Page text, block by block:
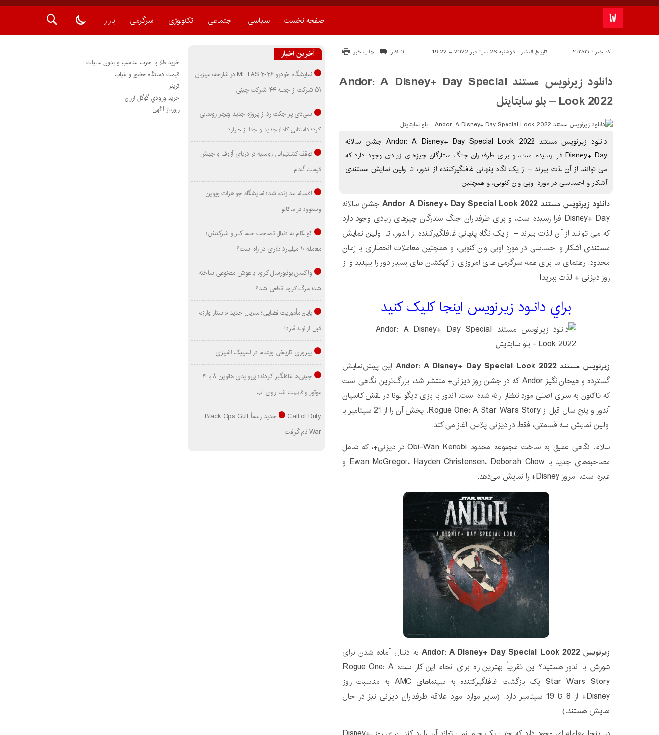
صفحه نخست سیاسی اجتماعی تکنولوژی سرگرمی بازار
تاریخ انتشار : دوشنبه 26 سپتامبر 2022 - 19:22 کد خبر : 202521 چاپ خبر 0 نظر
دانلود زیرنویس مستند Andor: A Disney+ Day Special
Look 2022 – بلو سابتايتل
دانلود زیرنویس مستند Andor: A Disney+ Day Special Look 2022 جشن سالانه
Disney+ Day فرا رسیده است، و برای طرفداران جنگ ستارگان چیزهای زیادی وجود دارد که
می توانند از آن لذت ببرند – از یک نگاه پنهانی غافلگیرکننده از اندور، تا اولین نمایش مستندی
آشکار و احساسی در مورد اوبی وان کنوبی، و همچنین
دانلود زیرنویس مستند Andor: A Disney+ Day Special Look 2022
جشن سالانه
Disney+ Day فرا رسیده است، و برای طرفداران جنگ ستارگان چیزهای زیادی وجود دارد
که می توانند از آن لذت ببرند – از یک نگاه پنهانی غافلگیرکننده از اندور، تا اولین نمایش
مستندی آشکار و احساسی در مورد اوبی وان کنوبی، و همچنین معاملات انحصاری با زمان
محدود. راهنمای ما برای همه سرگرمی های امروزی از کهکشان های بسیار دور را ببینید و از
روز دیزنی + لذت ببرید!
براي دانلود زيرنويس اينجا کليک کنيد
زیرنویس مستند Andor: A Disney+ Day Special Look 2022
این پیش‌نمایش
گسترده و هیجان‌انگیز Andor که در جشن روز دیزنی+ منتشر شد، بزرگ‌ترین نگاهی است
که تاکنون به سری اصلی موردانتظار ارائه شده است. آندور با بازی دیگو لونا در نقش کاسیان
آندور و پنج سال قبل از Rogue One: A Star Wars Story، پخش آن را از 21 سپتامبر با
اولین نمایش سه قسمتی، فقط در دیزنی پلاس آغاز می کند.
سلام. نگاهی عمیق به ساخت مجموعه محدود Obi-Wan Kenobi در دیزنی+، که شامل
مصاحبه‌های جدید با Ewan McGregor، Hayden Christensen، Deborah Chow و
غیره است، امروز Disney+ را نمایش می‌دهد.
زیرنویس Andor: A Disney+ Day Special Look 2022
به دنبال آماده شدن برای
شورش با آندور هستید؟ این تقریباً بهترین راه برای انجام این کار است: Rogue One: A
Star Wars Story یک بازگشت غافلگیرکننده به سینماهای AMC به مناسبت روز
Disney+ از 8 تا 19 سپتامبر دارد. (سایر موارد مورد علاقه طرفداران دیزنی نیز در حال
نمایش هستند.)
آخرین اخبار
نمایشگاه خودرو METAS ۲۰۲۶ در شارجه؛ میزبان
۵۱ شرکت از جمله ۴۴ شرکت چینی
سی‌دی پراجکت رد از پروژه جدید ویچر رونمایی
کرد؛ داستانی کاملا جدید و جدا از جرارد
توقف کشتیرانی روسیه در دریای آزوف و جهش
قیمت گندم
افسانه مد زنده شد؛ نمایشگاه جواهرات ویوین
وستوود در ماکائو
کوالکام به دنبال تصاحب جیم کلر و شرکتش؛
معامله ۱۰ میلیارد دلاری در راه است؟
واکسن یونیورسال کرونا با هوش مصنوعی ساخته
شد؛ مرگ کرونا قطعی شد؟
پایان مأموریت فضایی؛ سریال جدید «استار وارز»
قبل از تولد مُرد!
پیروزی تاریخی ویتنام در المپیک آشپزی
چینی‌ها غافلگیر کردند؛ بی‌وایدی هانوین ۸ با ۴
موتور و قابلیت شنا روی آب
Call of Duty جدید رسماً Black Ops Gulf
War نام گرفت
خرید طلا با اجرت مناسب و بدون مالیات
قیمت دستگاه حضور و غیاب
ترينر
خريد ورودي گوگل ارزان
رپورتاژ آگهی